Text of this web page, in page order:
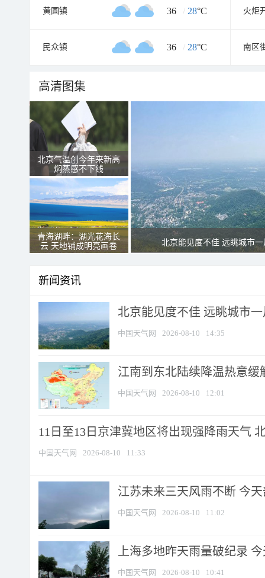
黄圃镇 36 / 28°C 火炬
民众镇 36 / 28°C 南区
高清图集
北京气温创今年来新高
焖蒸感不下线
青海湖畔：湖光花海长
云 天地铺成明亮画卷
北京能见度不佳 远眺城市
新闻资讯
北京能见度不佳 远眺城市
中国天气网 2026-08-10 14:35
江南到东北陆续降温热意缓
中国天气网 2026-08-10 12:01
11日至13日京津冀地区将出现强降雨天气
中国天气网 2026-08-10 11:33
江苏未来三天风雨不断 今
中国天气网 2026-08-10 11:02
上海多地昨天雨量破纪录
中国天气网 2026-08-10 10:41